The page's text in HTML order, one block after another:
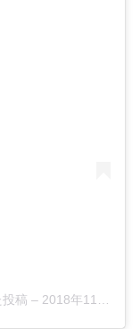
稿 – 2018年11月月6日午後9時25分PST